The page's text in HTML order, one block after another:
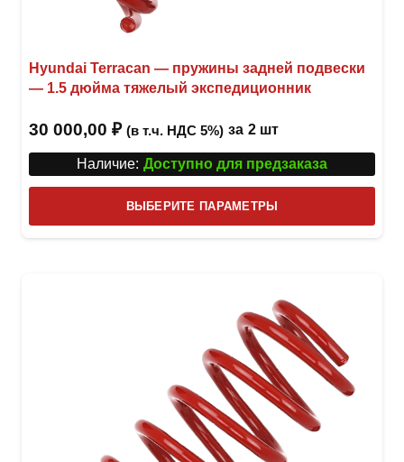
Hyundai Terracan — пружины задней подвески
— 1.5 дюйма тяжелый экспедиционник
30 000,00 ₽ (в т.ч. НДС 5%) за 2 шт
Наличие: Доступно для предзаказа
ВЫБЕРИТЕ ПАРАМЕТРЫ
товар